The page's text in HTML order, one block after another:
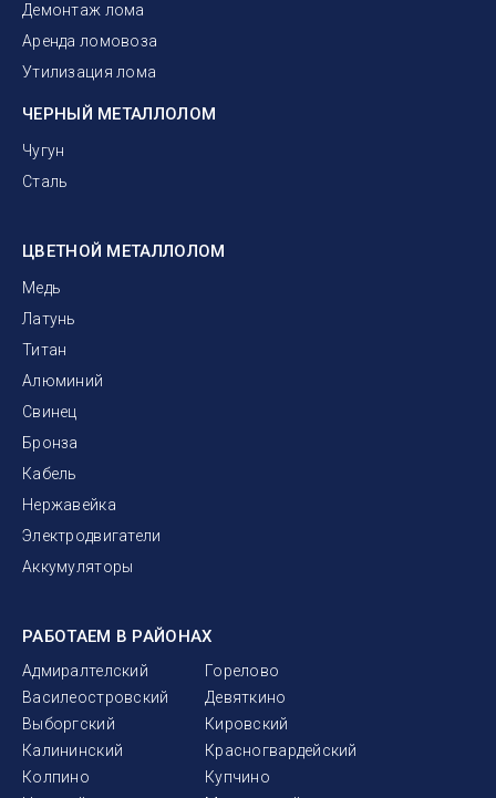
Демонтаж лома
Аренда ломовоза
Утилизация лома
ЧЕРНЫЙ МЕТАЛЛОЛОМ
Чугун
Сталь
ЦВЕТНОЙ МЕТАЛЛОЛОМ
Медь
Латунь
Титан
Алюминий
Свинец
Бронза
Кабель
Нержавейка
Электродвигатели
Аккумуляторы
РАБОТАЕМ В РАЙОНАХ
Адмиралтелский
Горелово
Василеостровский
Девяткино
Выборгский
Кировский
Калининский
Красногвардейский
Колпино
Купчино